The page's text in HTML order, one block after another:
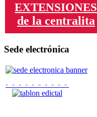
EXTENSIONES
de la centralita
Sede electrónica
- - - - - - - - - -